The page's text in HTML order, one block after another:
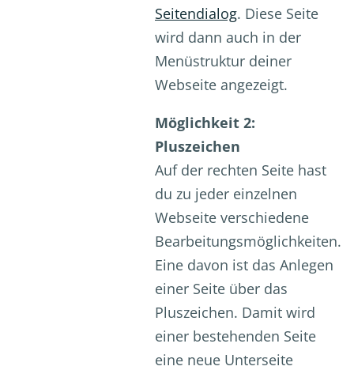
Seitendialog. Diese Seite
wird dann auch in der
Menüstruktur deiner
Webseite angezeigt.
Möglichkeit 2:
Pluszeichen
Auf der rechten Seite hast
du zu jeder einzelnen
Webseite verschiedene
Bearbeitungsmöglichkeiten.
Eine davon ist das Anlegen
einer Seite über das
Pluszeichen. Damit wird
einer bestehenden Seite
eine neue Unterseite